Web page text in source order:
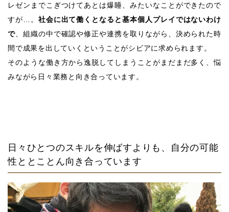
レゼンまでこぎつけてあとは爆睡、みたいなことができたので
すが…。 社会に出て働くとなると基本個人プレイではないわけ
で、組織の中で確認や修正や連携を取りながら、決められた時
間で成果を出していくということがシビアに求められます。
そのような働き方から逸脱してしまうことがまだまだ多く、悩
みながら日々業務と向き合っています。
日々ひとつのスキルを伸ばすよりも、自分の可能
性ととことん向き合っています